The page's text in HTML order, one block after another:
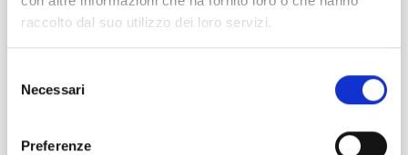
raccolto dal suo utilizzo dei loro servizi.
delNecessari
Preferenze
Terre di Pisa al Buy Tuscany 2020